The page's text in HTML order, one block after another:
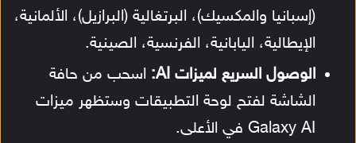
(إسبانيا والمكسيك)، البرتغالية (البرازيل)، الألمانية،
الإيطالية، اليابانية، الفرنسية، الصينية.
الوصول السريع لميزات AI:
اسحب من حافة
الشاشة لفتح لوحة التطبيقات وستظهر ميزات
Galaxy AI في الأعلى.